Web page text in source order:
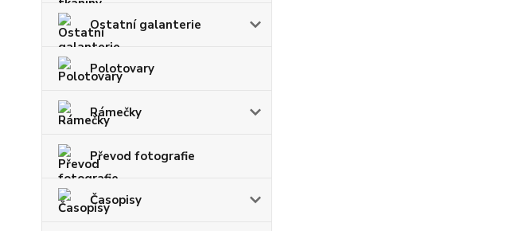
Ostatní galanterie
Polotovary
Rámečky
Převod fotografie
Časopisy